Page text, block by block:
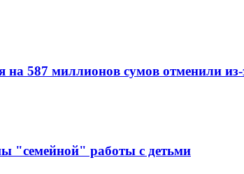
587 миллионов сумов отменили
"семейной" работы с детьми